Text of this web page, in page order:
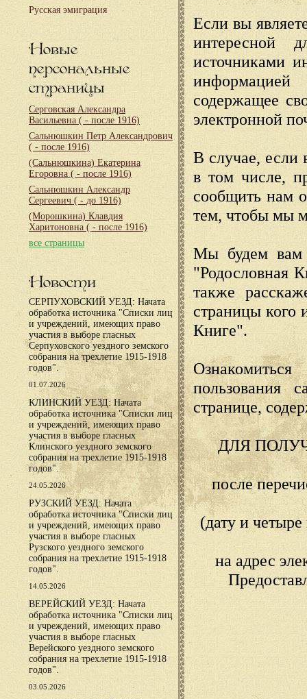
Русская эмиграция
Новые
персональные
страницы
Серговская Александра
Васильевна ( - после 1916)
Сальнюшкин Петр Александрович
( - после 1916)
(Сальнюшкина) Екатерина
Егоровна ( - после 1916)
Сальнюшкин Александр
Сергеевич ( - до 1916)
(Морошкина) Клавдия
Харитоновна ( - после 1916)
все страницы
Новости
СЕРПУХОВСКИЙ УЕЗД: Начата
обработка источника "Списки лиц
и учреждений, имеющих право
участия в выборе гласных
Серпуховского уездного земского
собрания на трехлетие 1915-1918
годов".
01.07.2026
КЛИНСКИЙ УЕЗД: Начата
обработка источника "Списки лиц
и учреждений, имеющих право
участия в выборе гласных
Клинского уездного земского
собрания на трехлетие 1915-1918
годов".
24.05.2026
РУЗСКИЙ УЕЗД: Начата
обработка источника "Списки лиц
и учреждений, имеющих право
участия в выборе гласных
Рузского уездного земского
собрания на трехлетие 1915-1918
годов".
14.05.2026
ВЕРЕЙСКИЙ УЕЗД: Начата
обработка источника "Списки лиц
и учреждений, имеющих право
участия в выборе гласных
Верейского уездного земского
собрания на трехлетие 1915-1918
годов".
03.05.2026
Если вы
интересной
источниками
содержащее
электронной
В случае, если
в том числе,
сообщить нам
тем, чтобы мы
Мы будем вам
"Родословная
также
страницы кого
Книге".
пользования
странице,
ДЛЯ
после
(дату и
на адрес